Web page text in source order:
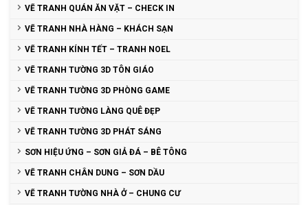
VẼ TRANH QUÁN ĂN VẶT – CHECK IN
VẼ TRANH NHÀ HÀNG – KHÁCH SẠN
VẼ TRANH KÍNH TẾT – TRANH NOEL
VẼ TRANH TƯỜNG 3D TÔN GIÁO
VẼ TRANH TƯỜNG 3D PHÒNG GAME
VẼ TRANH TƯỜNG LÀNG QUÊ ĐẸP
VẼ TRANH TƯỜNG 3D PHÁT SÁNG
SƠN HIỆU ỨNG – SƠN GIẢ ĐÁ – BÊ TÔNG
VẼ TRANH CHÂN DUNG – SƠN DẦU
VẼ TRANH TƯỜNG NHÀ Ở – CHUNG CƯ